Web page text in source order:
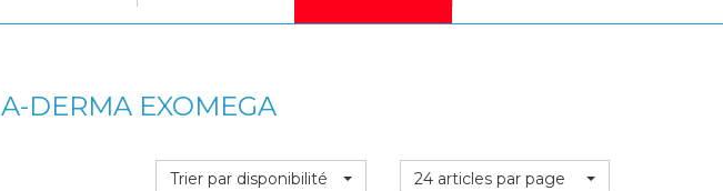
A-DERMA EXOMEGA
Trier par disponibilité 24 articles par page